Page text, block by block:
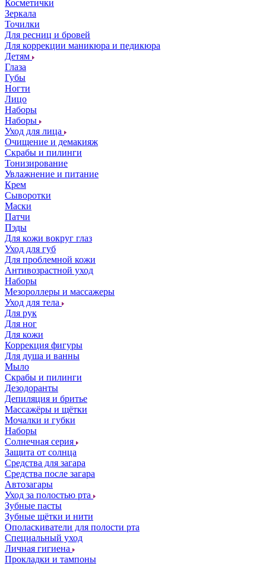
Косметички
Зеркала
Точилки
Для ресниц и бровей
Для коррекции маникюра и педикюра
Детям
Глаза
Губы
Ногти
Лицо
Наборы
Наборы
Уход для лица
Очищение и демакияж
Скрабы и пилинги
Тонизирование
Увлажнение и питание
Крем
Сыворотки
Маски
Патчи
Пэды
Для кожи вокруг глаз
Уход для губ
Для проблемной кожи
Антивозрастной уход
Наборы
Мезороллеры и массажеры
Уход для тела
Для рук
Для ног
Для кожи
Коррекция фигуры
Для душа и ванны
Мыло
Скрабы и пилинги
Дезодоранты
Депиляция и бритье
Массажёры и щётки
Мочалки и губки
Наборы
Солнечная серия
Защита от солнца
Средства для загара
Средства после загара
Автозагары
Уход за полостью рта
Зубные пасты
Зубные щётки и нити
Ополаскиватели для полости рта
Специальный уход
Личная гигиена
Прокладки и тампоны